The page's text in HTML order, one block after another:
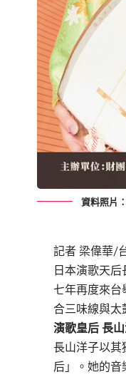
資料照片
記者 梁偉華/
日本演歌天
七年再度來台
合三味線與太
演歌皇后 長
長山洋子以其
后」。她的音